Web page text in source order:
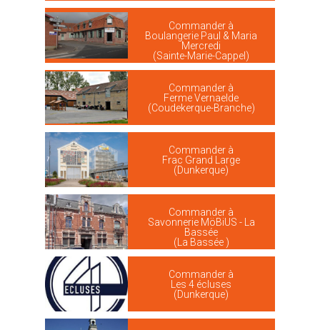
Commander à
Boulangerie Paul & Maria
Mercredi
(Sainte-Marie-Cappel)
Commander à
Ferme Vernaelde
(Coudekerque-Branche)
Commander à
Frac Grand Large
(Dunkerque)
Commander à
Savonnerie MöBiUS - La
Bassée
(La Bassée )
Commander à
Les 4 écluses
(Dunkerque)